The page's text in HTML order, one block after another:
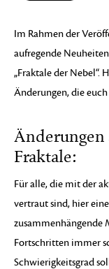
Im Rahmen der
aufregende
„Fraktale der Nebel“.
Änderungen, die
Änderungen
Fraktale:
Für alle, die mit der
vertraut sind, hier
zusammenhängende
Fortschritten immer
Schwierigkeitsgrad